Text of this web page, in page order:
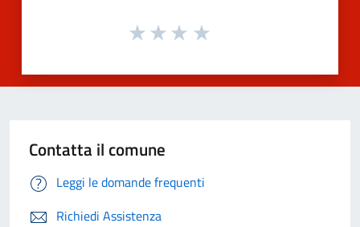
Contatta il comune
Leggi le domande frequenti
Richiedi Assistenza